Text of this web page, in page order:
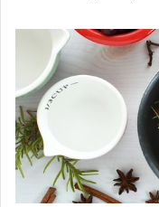
vzemite kladiva in
vsakršnega
morate predstavljati,
napotkov.